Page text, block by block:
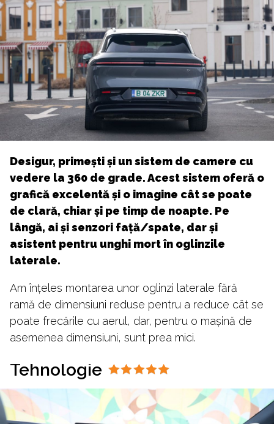
Desigur, primești și un sistem de camere cu
vedere la 360 de grade. Acest sistem oferă o
grafică excelentă și o imagine cât se poate
de clară, chiar și pe timp de noapte. Pe
lângă, ai și senzori față/spate, dar și
asistent pentru unghi mort în oglinzile
laterale.
Am înțeles montarea unor oglinzi laterale fără
ramă de dimensiuni reduse pentru a reduce cât se
poate frecările cu aerul, dar, pentru o mașină de
asemenea dimensiuni, sunt prea mici.
Tehnologie